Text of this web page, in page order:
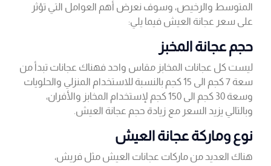
المتوسط والرخيص، وسوف نعرض أهم العوامل التي تؤثر
على سعر عجانة العيش فيما يلي:
حجم عجانة المخبز
ليست كل عجانات المخابز مقاس واحد فهناك عجانات تبدأ من
سعة 7 كجم الى 15 كجم بالنسبة للاستخدام المنزلي والحلويات
وسعة 30 كجم الى 150 كجم لإستخدام المخابز والأفران،
وبالتالي يزيد السعر مع زيادة حجم عجانة العيش.
نوع وماركة عجانة العيش
هناك العديد من ماركات عجانات العيش مثل فريش،